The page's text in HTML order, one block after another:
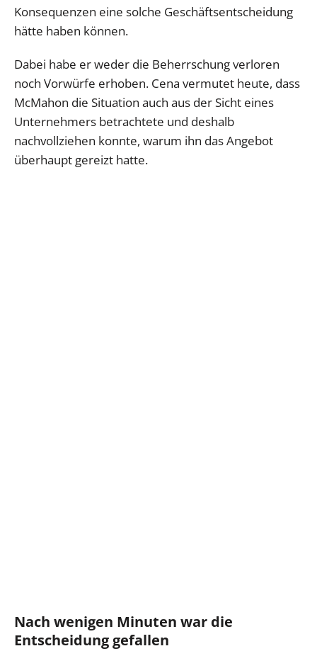
Konsequenzen eine solche Geschäftsentscheidung
hätte haben können.
Dabei habe er weder die Beherrschung verloren
noch Vorwürfe erhoben. Cena vermutet heute, dass
McMahon die Situation auch aus der Sicht eines
Unternehmers betrachtete und deshalb
nachvollziehen konnte, warum ihn das Angebot
überhaupt gereizt hatte.
Nach wenigen Minuten war die
Entscheidung gefallen